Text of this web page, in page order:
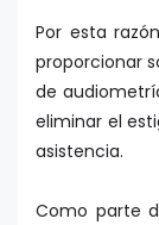
Por esta
proporcionar
de
eliminar el
asistencia.
Como parte